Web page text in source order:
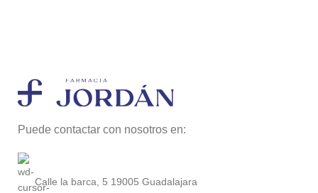
Puede contactar con nosotros en:
Calle la barca, 5 19005 Guadalajara